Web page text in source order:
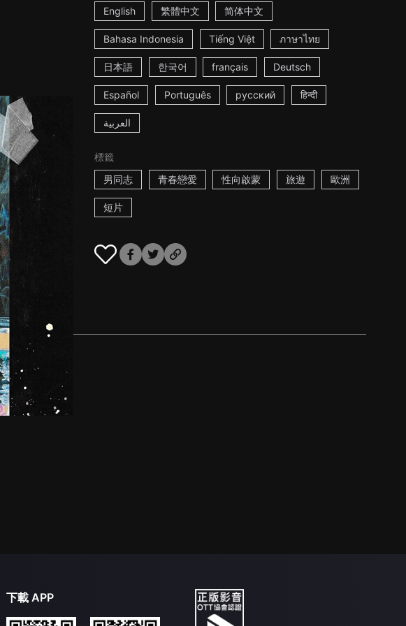
English 繁體中文 简体中文
Bahasa Indonesia Tiếng Việt ภาษาไทย
日本語 한국어 français Deutsch
Español Português русский हिन्दी
العربية
標籤
男同志
青春戀愛 性向啟蒙 旅遊 歐洲
短片
下載 APP